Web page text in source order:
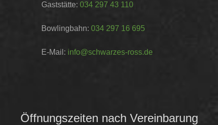
Gaststätte: 034 297 43 110
Bowlingbahn: 034 297 16 695
E-Mail: info@schwarzes-ross.de
Öffnungszeiten nach Vereinbarung